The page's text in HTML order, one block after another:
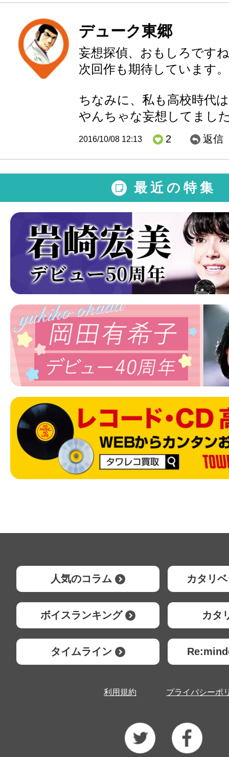
デューク東郷
妄想探偵、おもしろです
次回作も期待しています。
ちなみに、私も高校時代
やんちゃな妄想してまし
2016/10/08 12:13 2 返信
最近の特集
人気のコラム カタリ
ボイスランキング カタ
タイムライン
利用規約 プライバシーポ